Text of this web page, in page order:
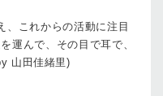
これからの活動に注目
運んで、その目で耳で、
山田佳緒里)